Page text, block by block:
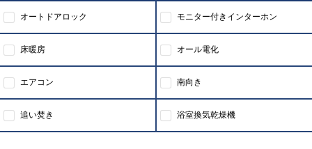
オートドアロック モニター付きインターホン
床暖房 オール電化
エアコン 南向き
追い焚き 浴室換気乾燥機